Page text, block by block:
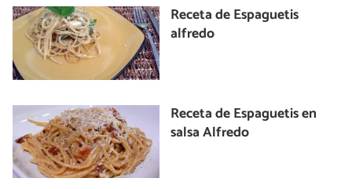
Receta de Espaguetis
alfredo
Receta de Espaguetis en
salsa Alfredo